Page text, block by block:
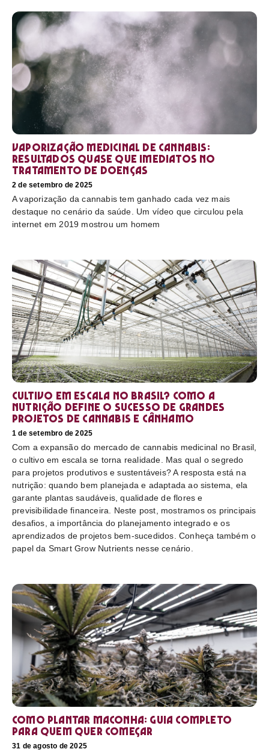
Vaporização medicinal de cannabis:
resultados quase que imediatos no
tratamento de doenças
2 de setembro de 2025
A vaporização da cannabis tem ganhado cada vez mais
destaque no cenário da saúde. Um vídeo que circulou pela
internet em 2019 mostrou um homem
Cultivo em escala no Brasil? Como a
nutrição define o sucesso de grandes
projetos de cannabis e cânhamo
1 de setembro de 2025
Com a expansão do mercado de cannabis medicinal no Brasil,
o cultivo em escala se torna realidade. Mas qual o segredo
para projetos produtivos e sustentáveis? A resposta está na
nutrição: quando bem planejada e adaptada ao sistema, ela
garante plantas saudáveis, qualidade de flores e
previsibilidade financeira. Neste post, mostramos os principais
desafios, a importância do planejamento integrado e os
aprendizados de projetos bem-sucedidos. Conheça também o
papel da Smart Grow Nutrients nesse cenário.
Como plantar maconha: guia completo
para quem quer começar
31 de agosto de 2025